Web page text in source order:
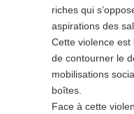
riches qui
aspirations des
Cette violence
de contourner le
mobilisations
boîtes.
Face à cette